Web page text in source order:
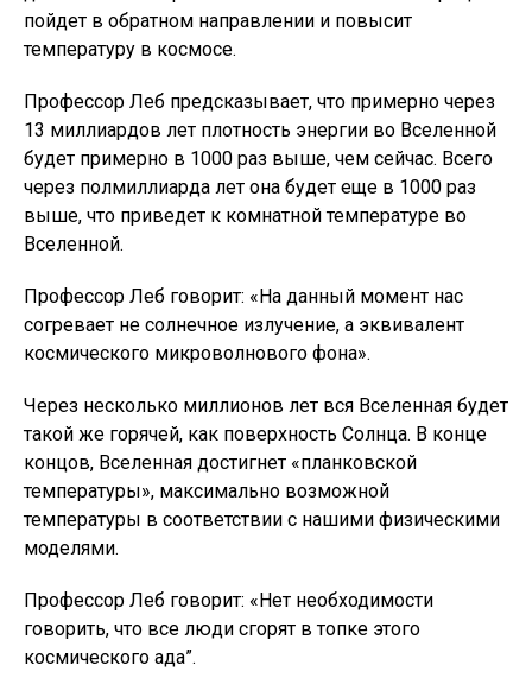
пойдет в обратном направлении и повысит
температуру в космосе.
Профессор Леб предсказывает, что примерно через
13 миллиардов лет плотность энергии во Вселенной
будет примерно в 1000 раз выше, чем сейчас. Всего
через полмиллиарда лет она будет еще в 1000 раз
выше, что приведет к комнатной температуре во
Вселенной.
Профессор Леб говорит: «На данный момент нас
согревает не солнечное излучение, а эквивалент
космического микроволнового фона».
Через несколько миллионов лет вся Вселенная будет
такой же горячей, как поверхность Солнца. В конце
концов, Вселенная достигнет «планковской
температуры», максимально возможной
температуры в соответствии с нашими физическими
моделями.
Профессор Леб говорит: «Нет необходимости
говорить, что все люди сгорят в топке этого
космического ада”.